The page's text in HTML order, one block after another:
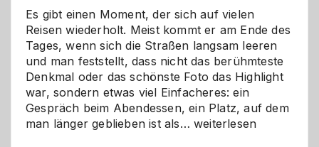
Es gibt einen Moment, der sich auf vielen
Reisen wiederholt. Meist kommt er am Ende des
Tages, wenn sich die Straßen langsam leeren
und man feststellt, dass nicht das berühmteste
Denkmal oder das schönste Foto das Highlight
war, sondern etwas viel Einfacheres: ein
Gespräch beim Abendessen, ein Platz, auf dem
man länger geblieben ist als… Als
weiterlesen